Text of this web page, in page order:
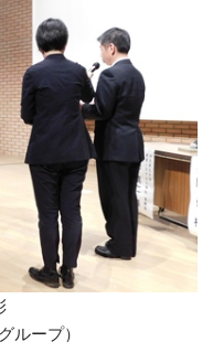
ループ）